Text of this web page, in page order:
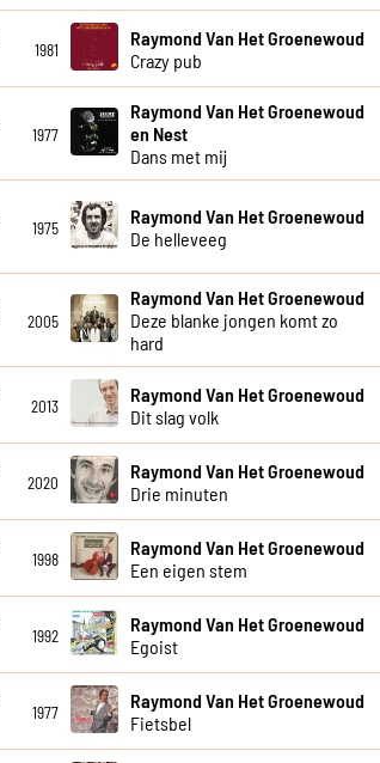
1981
Raymond Van Het Groenewoud
Crazy pub
1977
Raymond Van Het Groenewoud
en Nest
Dans met mij
1975
Raymond Van Het Groenewoud
De helleveeg
2005
Raymond Van Het Groenewoud
Deze blanke jongen komt zo
hard
2013
Raymond Van Het Groenewoud
Dit slag volk
2020
Raymond Van Het Groenewoud
Drie minuten
1998
Raymond Van Het Groenewoud
Een eigen stem
1992
Raymond Van Het Groenewoud
Egoist
1977
Raymond Van Het Groenewoud
Fietsbel